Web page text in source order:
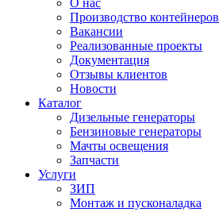
О нас
Производство контейнеров
Вакансии
Реализованные проекты
Документация
Отзывы клиентов
Новости
Каталог
Дизельные генераторы
Бензиновые генераторы
Мачты освещения
Запчасти
Услуги
ЗИП
Монтаж и пусконаладка